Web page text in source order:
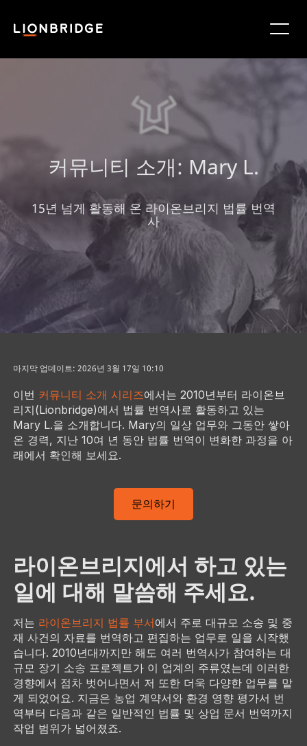
커뮤니티 소개: Mary L.
15년 넘게 활동해 온 라이온브리지 법률 번역
사
마지막 업데이트: 2026년 3월 17일 10:10
이번 커뮤니티 소개 시리즈에서는 2010년부터 라이온브
리지(Lionbridge)에서 법률 번역사로 활동하고 있는
Mary L.을 소개합니다. Mary의 일상 업무와 그동안 쌓아
온 경력, 지난 10여 년 동안 법률 번역이 변화한 과정을 아
래에서 확인해 보세요.
문의하기
라이온브리지에서 하고 있는
일에 대해 말씀해 주세요.
저는 라이온브리지 법률 부서에서 주로 대규모 소송 및 중
재 사건의 자료를 번역하고 편집하는 업무로 일을 시작했
습니다. 2010년대까지만 해도 여러 번역사가 참여하는 대
규모 장기 소송 프로젝트가 이 업계의 주류였는데 이러한
경향에서 점차 벗어나면서 저 또한 더욱 다양한 업무를 맡
게 되었어요. 지금은 농업 계약서와 환경 영향 평가서 번
역부터 다음과 같은 일반적인 법률 및 상업 문서 번역까지
작업 범위가 넓어졌죠.